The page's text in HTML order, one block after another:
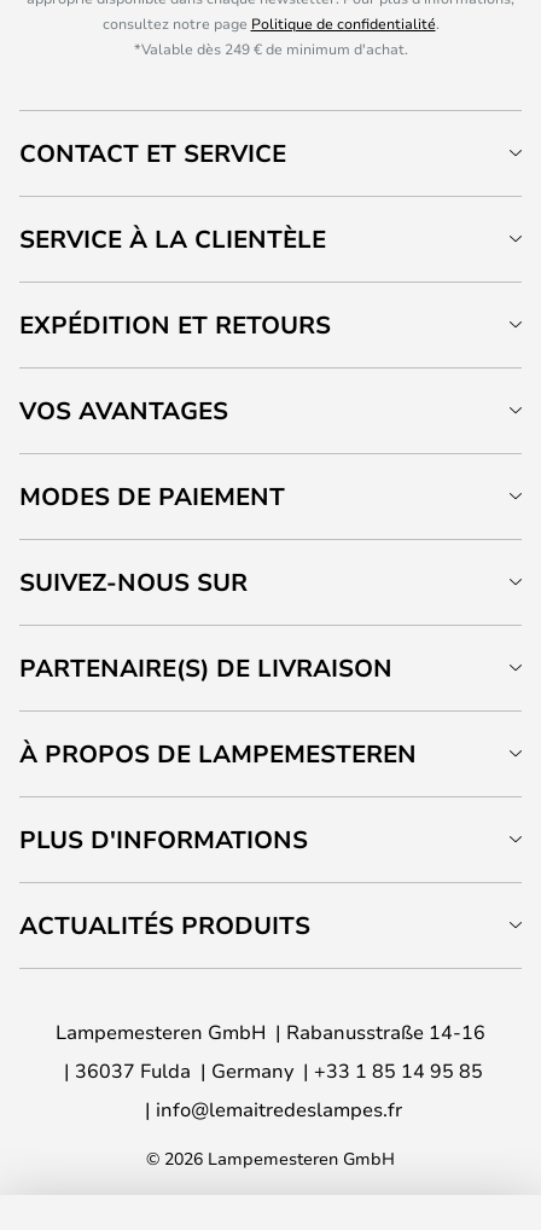
consultez notre page Politique de confidentialité.
*Valable dès 249 € de minimum d'achat.
CONTACT ET SERVICE
SERVICE À LA CLIENTÈLE
EXPÉDITION ET RETOURS
VOS AVANTAGES
MODES DE PAIEMENT
SUIVEZ-NOUS SUR
PARTENAIRE(S) DE LIVRAISON
À PROPOS DE LAMPEMESTEREN
PLUS D'INFORMATIONS
ACTUALITÉS PRODUITS
Lampemesteren GmbH
Rabanusstraße 14-16
36037 Fulda
Germany
+33 1 85 14 95 85
info@lemaitredeslampes.fr
© 2026 Lampemesteren GmbH